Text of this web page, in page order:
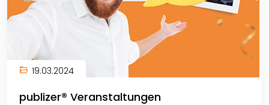
19.03.2024
publizer® Veranstaltungen